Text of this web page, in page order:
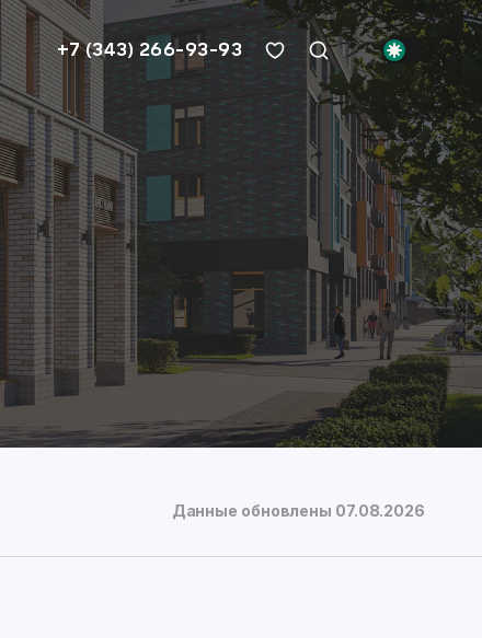
+7 (343) 266-93-93
Данные обновлены 07.08.2026